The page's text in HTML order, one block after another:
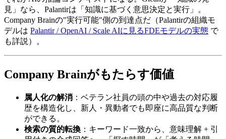
見」なら、​Palantirは​「知識に​基づく​意思決定と​実行」。​
Company Brainの​"実行可能"側の​到達点だ​（Palantirの​組織モ
デルは​ Palantir / OpenAI / Scale AIに​見る​FDEモデルの​実態 で
も詳説）。
Company Brainが​​もたらす価値
属人化の解消 ：ベテラン社員の​頭の​中や​過去の​対応履
歴を​構造化し、​新人・異動者でも​即座に​高品質な​判断
が​できる。
検索の質的転換 ：キーワード一致から、​意味理解 + 引